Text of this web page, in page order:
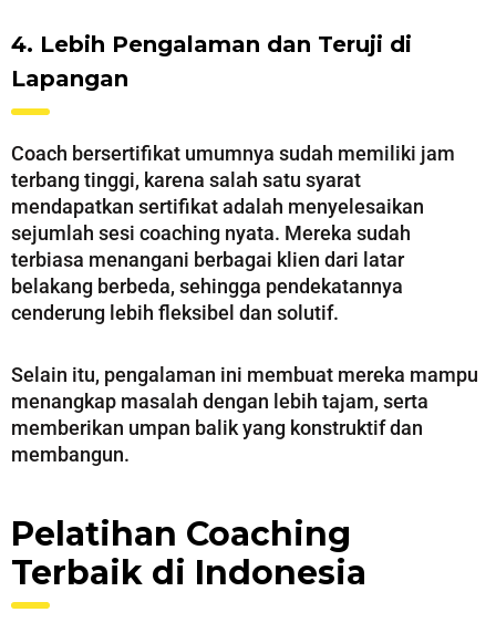
4. Lebih Pengalaman dan Teruji di
Lapangan
Coach bersertifikat umumnya sudah memiliki jam
terbang tinggi, karena salah satu syarat
mendapatkan sertifikat adalah menyelesaikan
sejumlah sesi coaching nyata. Mereka sudah
terbiasa menangani berbagai klien dari latar
belakang berbeda, sehingga pendekatannya
cenderung lebih fleksibel dan solutif.
Selain itu, pengalaman ini membuat mereka mampu
menangkap masalah dengan lebih tajam, serta
memberikan umpan balik yang konstruktif dan
membangun.
Pelatihan Coaching
Terbaik di Indonesia